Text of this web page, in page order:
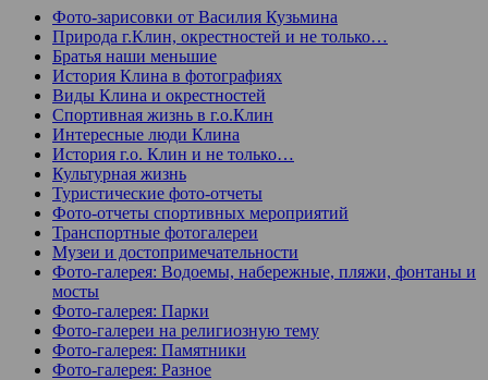
Фото-зарисовки от Василия Кузьмина
Природа г.Клин, окрестностей и не только…
Братья наши меньшие
История Клина в фотографиях
Виды Клина и окрестностей
Спортивная жизнь в г.о.Клин
Интересные люди Клина
История г.о. Клин и не только…
Культурная жизнь
Туристические фото-отчеты
Фото-отчеты спортивных мероприятий
Транспортные фотогалереи
Музеи и достопримечательности
Фото-галерея: Водоемы, набережные, пляжи, фонтаны и
мосты
Фото-галерея: Парки
Фото-галереи на религиозную тему
Фото-галерея: Памятники
Фото-галерея: Разное